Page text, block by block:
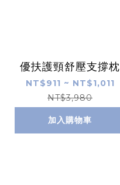
優扶護頸舒壓支撐枕
NT$911 ~ NT$1,011
NT$3,980
加入購物車